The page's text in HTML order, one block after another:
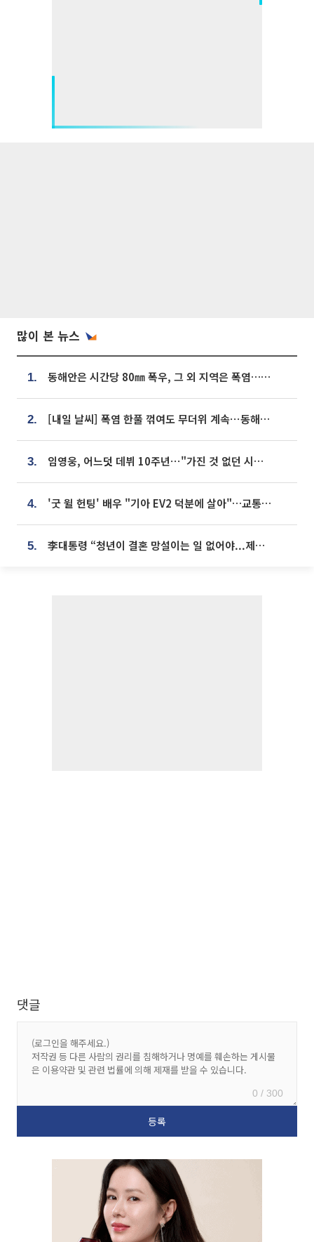
많이 본 뉴스
1. 동해안은 시간당 80㎜ 폭우, 그 외 지역은 폭염…‘극과 극 날씨’
2. [내일 날씨] 폭염 한풀 꺾여도 무더위 계속⋯동해안 이틀 연속 비
3. 임영웅, 어느덧 데뷔 10주년⋯"가진 것 없던 시절, 내 앞엔 20명의 팬뿐"
4. '굿 윌 헌팅' 배우 "기아 EV2 덕분에 살아"…교통사고 후 안전성 극찬
5. 李대통령 “청년이 결혼 망설이는 일 없어야...제도상 불이익 조사”
댓글
0 / 300